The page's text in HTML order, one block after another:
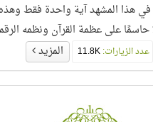
المشهد آية واحدة فقط وهذه
على عظمة القرآن ونظمه
عدد الزيارات:11.8K المزيد